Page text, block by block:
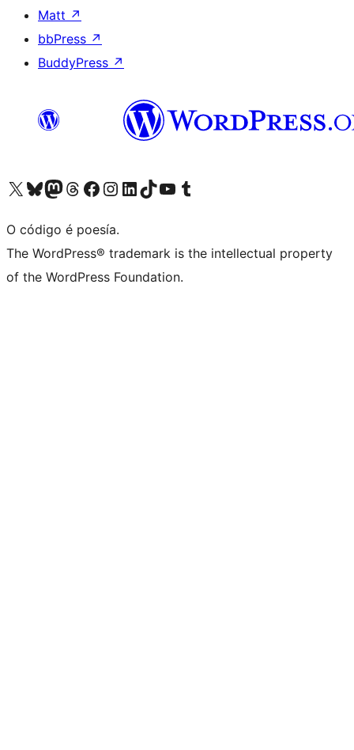
Matt ↗
bbPress ↗
BuddyPress ↗
Visita la cuenta de X (anteriormente Twitter)
Visita a nosa conta de Bluesky
Visita a nosa conta de Mastodon
Visita a nosa conta de Threads
Visita a nosa páxina de Facebook
Visita a nosa conta de Instagram
Visita a nosa conta de LinkedIn
Visita a nosa conta de TikTok
Visita a nosa canle de YouTube
Visita a nosa conta de Tumblr
O código é poesía.
The WordPress® trademark is the intellectual property
of the WordPress Foundation.